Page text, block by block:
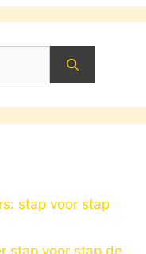
stap voor stap
stap voor stap de